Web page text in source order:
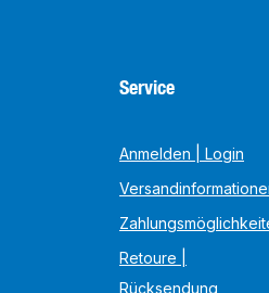
Service
Anmelden | Login
Retoure |
Rücksendung